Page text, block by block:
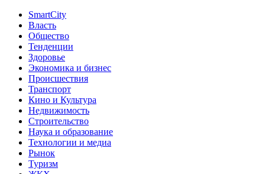
SmartCity
Власть
Общество
Тенденции
Здоровье
Экономика и бизнес
Происшествия
Транспорт
Кино и Культура
Недвижимость
Строительство
Наука и образование
Технологии и медиа
Рынок
Туризм